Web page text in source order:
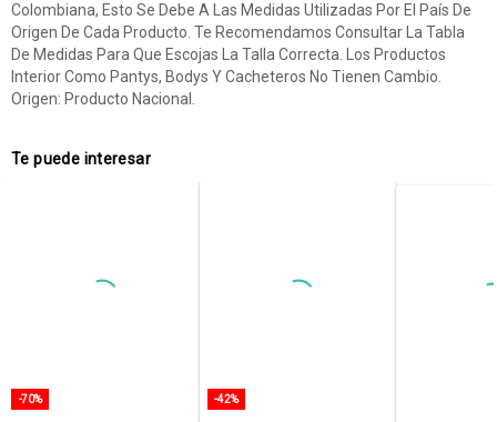
Colombiana, Esto Se Debe A Las Medidas Utilizadas Por El País De
Origen De Cada Producto. Te Recomendamos Consultar La Tabla
De Medidas Para Que Escojas La Talla Correcta. Los Productos
Interior Como Pantys, Bodys Y Cacheteros No Tienen Cambio.
Origen: Producto Nacional.
Te puede interesar
-70% -42%